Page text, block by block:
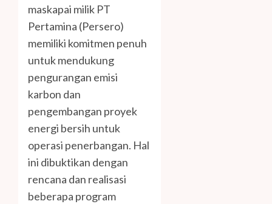
maskapai milik PT
Pertamina (Persero)
memiliki komitmen penuh
untuk mendukung
pengurangan emisi
karbon dan
pengembangan proyek
energi bersih untuk
operasi penerbangan. Hal
ini dibuktikan dengan
rencana dan realisasi
beberapa program